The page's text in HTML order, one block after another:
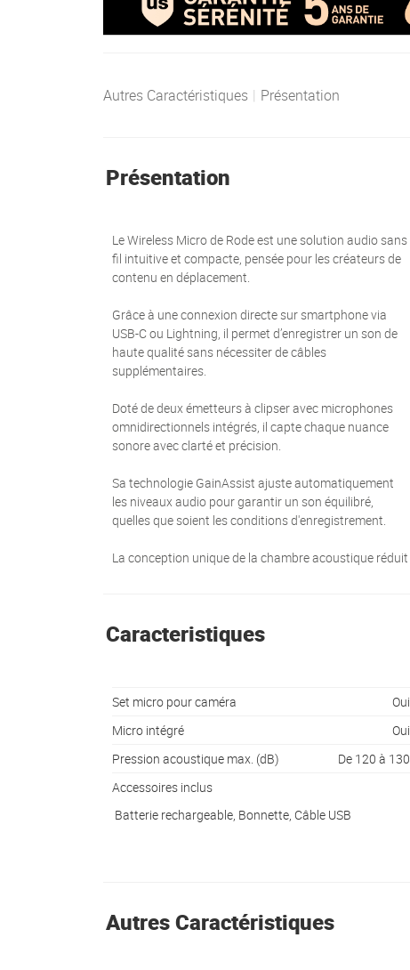
Autres Caractéristiques | Présentation
Présentation
Le Wireless Micro de Rode est une solution audio sans
fil intuitive et compacte, pensée pour les créateurs de
contenu en déplacement.
Grâce à une connexion directe sur smartphone via
USB-C ou Lightning, il permet d’enregistrer un son de
haute qualité sans nécessiter de câbles
supplémentaires.
Doté de deux émetteurs à clipser avec microphones
omnidirectionnels intégrés, il capte chaque nuance
sonore avec clarté et précision.
Sa technologie GainAssist ajuste automatiquement
les niveaux audio pour garantir un son équilibré,
quelles que soient les conditions d'enregistrement.
La conception unique de la chambre acoustique réduit
Caracteristiques
Set micro pour caméra
Oui
Micro intégré
Oui
Pression acoustique max. (dB)
De 120 à 130
Accessoires inclus
Batterie rechargeable, Bonnette, Câble USB
Autres Caractéristiques